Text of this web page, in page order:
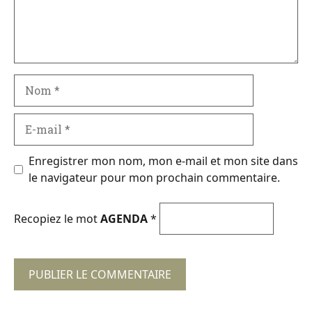
mail
Enregistrer mon nom, mon e-mail et mon site dans
le navigateur pour mon prochain commentaire.
Recopiez le motAGENDA*